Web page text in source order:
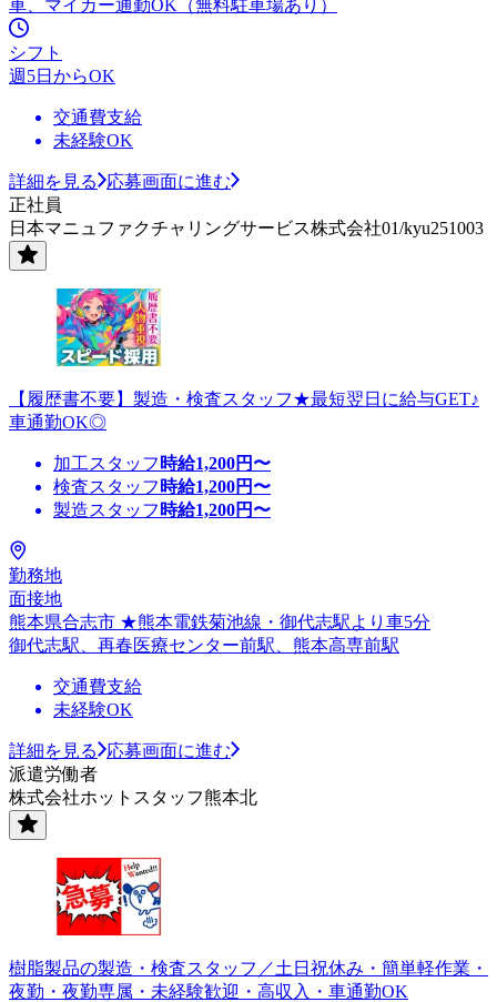
車、マイカー通勤OK（無料駐車場あり）
シフト
週5日からOK
交通費支給
未経験OK
詳細を見る
応募画面に進む
正社員
日本マニュファクチャリングサービス株式会社01/kyu251003
【履歴書不要】製造・検査スタッフ★最短翌日に給与GET♪
車通勤OK◎
加工スタッフ 時給1,200円〜
検査スタッフ 時給1,200円〜
製造スタッフ 時給1,200円〜
勤務地
面接地
熊本県合志市 ★熊本電鉄菊池線・御代志駅より車5分
御代志駅、再春医療センター前駅、熊本高専前駅
交通費支給
未経験OK
詳細を見る
応募画面に進む
派遣労働者
株式会社ホットスタッフ熊本北
樹脂製品の製造・検査スタッフ／土日祝休み・簡単軽作業・
夜勤・夜勤専属・未経験歓迎・高収入・車通勤OK